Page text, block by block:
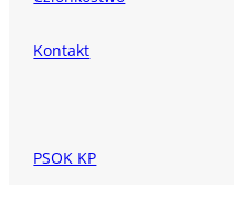
Kontakt
PSOK KP